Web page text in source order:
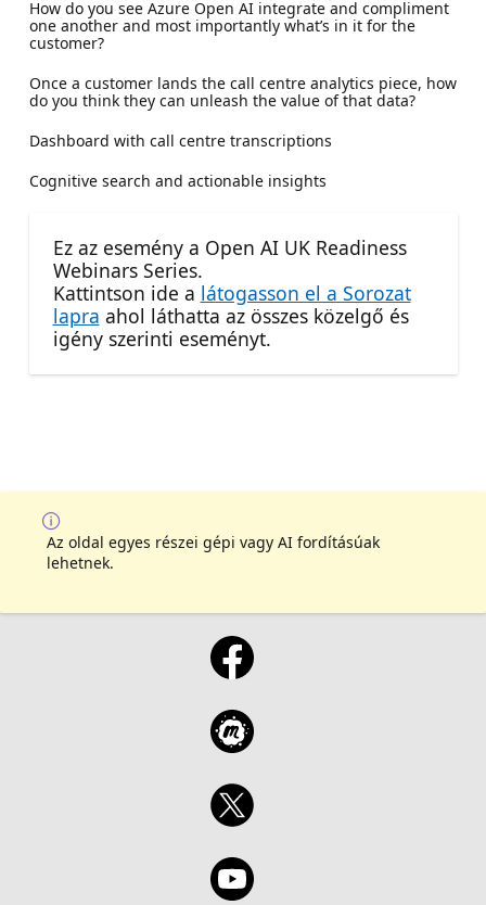
How do you see Azure Open AI integrate and compliment
one another and most importantly what’s in it for the
customer?
Once a customer lands the call centre analytics piece, how
do you think they can unleash the value of that data?
Dashboard with call centre transcriptions
Cognitive search and actionable insights
Ez az esemény a Open AI UK Readiness
Webinars Series.
Kattintson ide a látogasson el a Sorozat
lapra ahol láthatta az összes közelgő és
igény szerinti eseményt.
Az oldal egyes részei gépi vagy AI fordításúak
lehetnek.